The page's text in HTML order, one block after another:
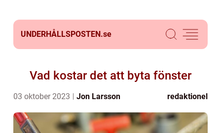
UNDERHÅLLSPOSTEN.se
Vad kostar det att byta fönster
03 oktober 2023 Jon Larsson redaktionel